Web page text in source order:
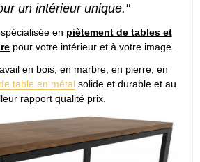
un intérieur unique."
en piètement de tables et
pour votre intérieur et à votre image.
en bois, en marbre, en pierre, en
table en métalsolide et durable et au
rapport qualité prix.